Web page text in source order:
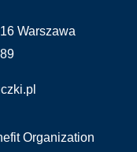
Warszawa
Organization